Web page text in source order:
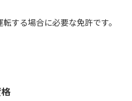
する場合に必要な免許です。